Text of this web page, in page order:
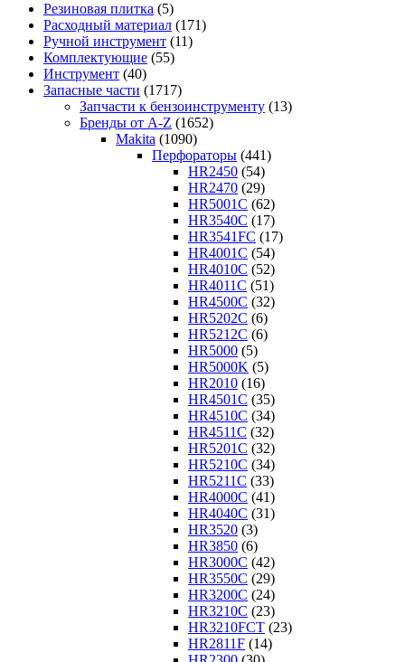
Резиновая плитка (5)
Расходный материал (171)
Ручной инструмент (11)
Комплектующие (55)
Инструмент (40)
Запасные части (1717)
Запчасти к бензоинструменту (13)
Бренды от A-Z (1652)
Makita (1090)
Перфораторы (441)
HR2450 (54)
HR2470 (29)
HR5001C (62)
HR3540C (17)
HR3541FC (17)
HR4001C (54)
HR4010C (52)
HR4011C (51)
HR4500C (32)
HR5202C (6)
HR5212C (6)
HR5000 (5)
HR5000K (5)
HR2010 (16)
HR4501C (35)
HR4510C (34)
HR4511C (32)
HR5201C (32)
HR5210C (34)
HR5211C (33)
HR4000C (41)
HR4040C (31)
HR3520 (3)
HR3850 (6)
HR3000C (42)
HR3550C (29)
HR3200C (24)
HR3210C (23)
HR3210FCT (23)
HR2811F (14)